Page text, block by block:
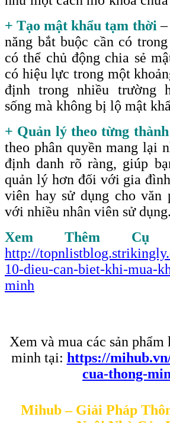
+ Tạo mật khẩu tạm thời –
năng bắt buộc cần có
có thể chủ động chia sẻ
có hiệu lực trong một
định trong nhiều trường
sống mà không bị lộ mật
+ Quản lý theo từng
theo phân quyền mang lại
định danh rõ ràng, giúp
quản lý hơn đối với gia
viên hay sử dụng cho văn
với nhiều nhân viên sử dụng.
Xem Thêm Cụ
http://
10-dieu-can-biet-khi-mua-
minh
Xem và mua các sản phẩm
minh tại: https://
cua-thong-
Mihub – Giải Pháp